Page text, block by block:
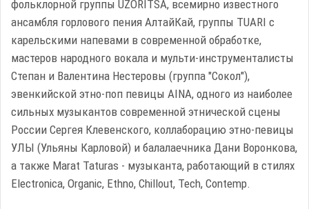
фольклорной группы UZORITSA, всемирно известного
ансамбля горлового пения АлтайКай, группы TUARI с
карельскими напевами в современной обработке,
мастеров народного вокала и мульти-инструменталисты
Степан и Валентина Нестеровы (группа "Сокол"),
эвенкийской этно-поп певицы AINA, одного из наиболее
сильных музыкантов современной этнической сцены
России Сергея Клевенского, коллаборацию этно-певицы
УЛЫ (Ульяны Карловой) и балалаечника Дани Воронкова,
а также Marat Taturas - музыĸанта, работающий в стилях
Electronica, Organic, Ethno, Chillout, Tech, Contemp.